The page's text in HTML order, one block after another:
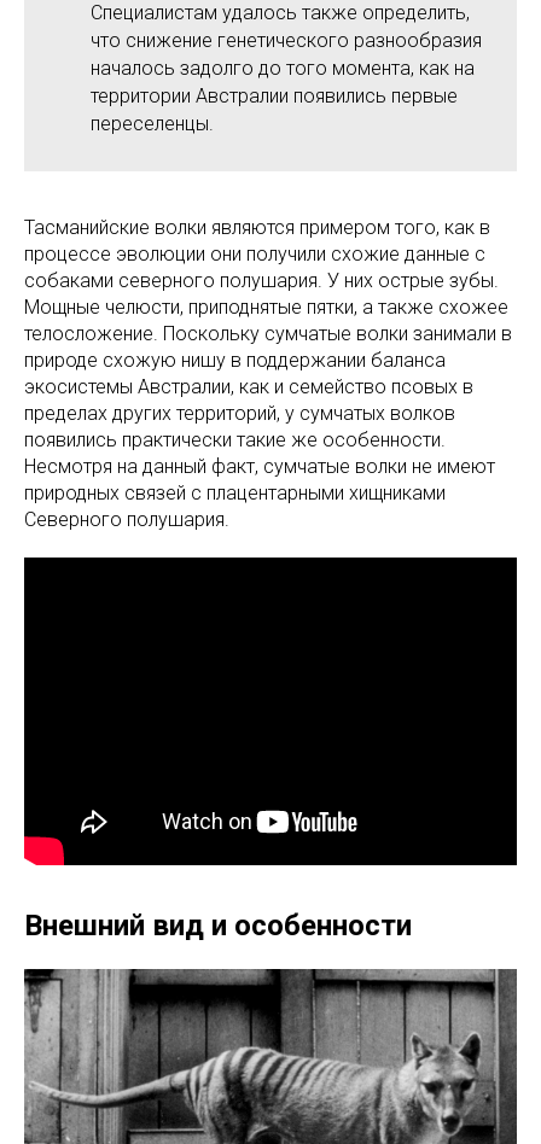
Специалистам удалось также определить,
что снижение генетического разнообразия
началось задолго до того момента, как на
территории Австралии появились первые
переселенцы.
Тасманийские волки являются примером того, как в
процессе эволюции они получили схожие данные с
собаками северного полушария. У них острые зубы.
Мощные челюсти, приподнятые пятки, а также схожее
телосложение. Поскольку сумчатые волки занимали в
природе схожую нишу в поддержании баланса
экосистемы Австралии, как и семейство псовых в
пределах других территорий, у сумчатых волков
появились практически такие же особенности.
Несмотря на данный факт, сумчатые волки не имеют
природных связей с плацентарными хищниками
Северного полушария.
Внешний вид и особенности